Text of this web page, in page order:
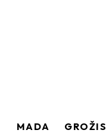
MADA GROŽIS